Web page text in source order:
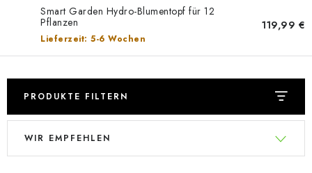
Smart Garden Hydro-Blumentopf für 12
Pflanzen
Lieferzeit: 5-6 Wochen
119,99 €
PRODUKTE FILTERN
L
P WIR EMPFEHLEN